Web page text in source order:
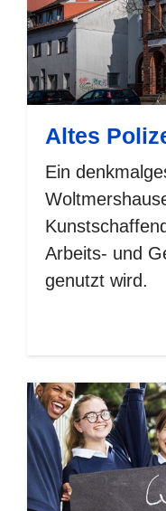
Altes
Ein
Arbeits- und
genutzt wird.